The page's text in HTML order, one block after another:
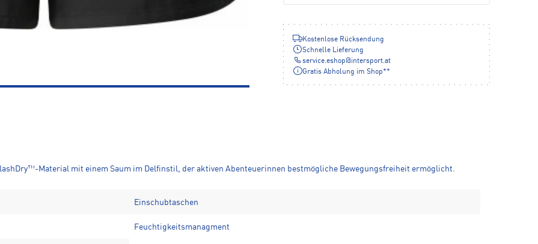
Kostenlose Rücksendung
Schnelle Lieferung
service.eshop@intersport.at
Gratis Abholung im Shop**
Material mit einem Saum im Delfinstil, der aktiven Abenteuerinnen bestmögliche Bewegungsfreiheit ermöglicht.
Einschubtaschen
Feuchtigkeitsmanagment